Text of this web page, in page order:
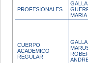
PROFESIONALES
CUERPO
ACADEMICO
REGULAR